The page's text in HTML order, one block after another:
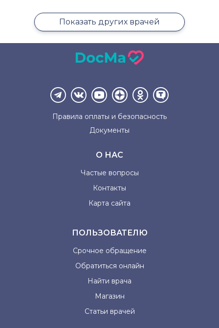
Показать других врачей
Правила оплаты и безопасность
Документы
О НАС
Частые вопросы
Контакты
Карта сайта
ПОЛЬЗОВАТЕЛЮ
Срочное обращение
Обратиться онлайн
Найти врача
Магазин
Статьи врачей